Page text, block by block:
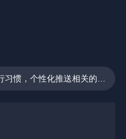
惯，个性化推送相关的天